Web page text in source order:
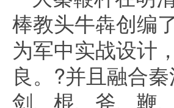
棒教头牛犇创编
为军中实战设计
良。?并且融合
剑、棍、斧、鞭